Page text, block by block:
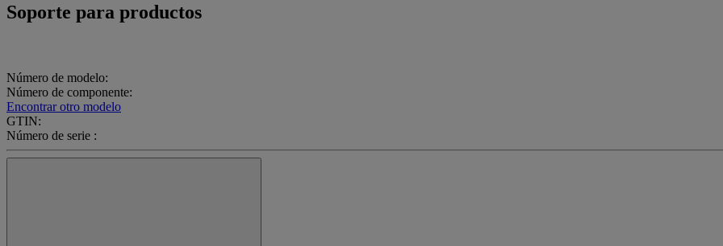
Soporte para productos
Número de modelo:
Número de componente:
Encontrar otro modelo
GTIN:
Número de serie :